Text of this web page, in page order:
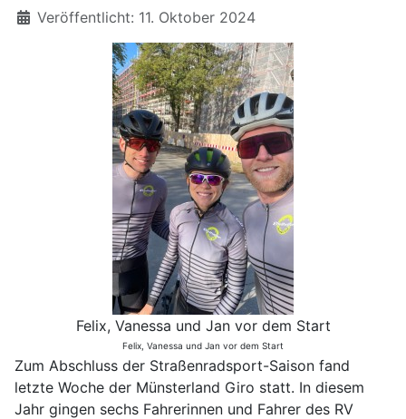
Details
Veröffentlicht: 11. Oktober 2024
Felix, Vanessa und Jan vor dem Start
Felix, Vanessa und Jan vor dem Start
Zum Abschluss der Straßenradsport-Saison fand
letzte Woche der Münsterland Giro statt. In diesem
Jahr gingen sechs Fahrerinnen und Fahrer des RV